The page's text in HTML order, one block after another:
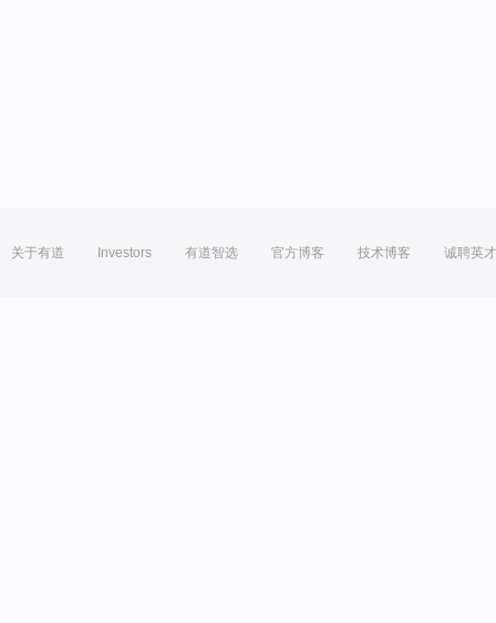
关于有道 Investors 有道智选 官方博客 技术博客 诚聘英才